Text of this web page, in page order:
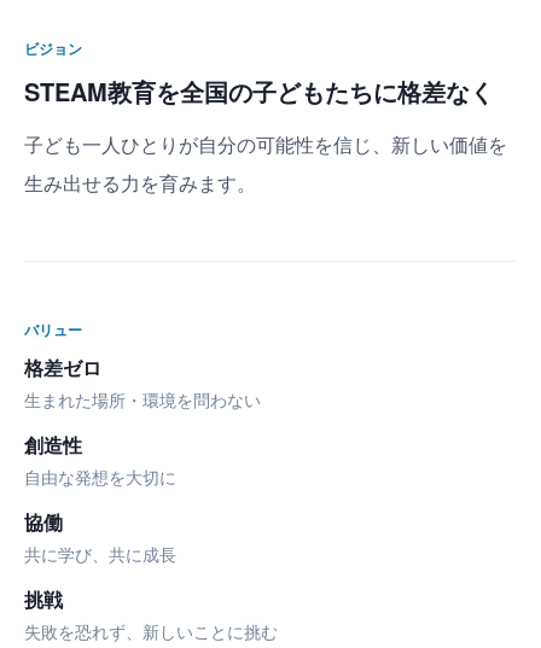
ビジョン
STEAM教育を全国の子どもたちに格差なく
子ども一人ひとりが自分の可能性を信じ、新しい価値を
生み出せる力を育みます。
バリュー
格差ゼロ
生まれた場所・環境を問わない
創造性
自由な発想を大切に
協働
共に学び、共に成長
挑戦
失敗を恐れず、新しいことに挑む